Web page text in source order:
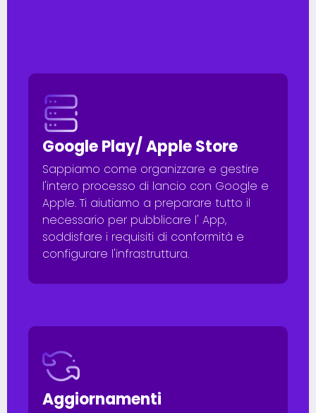
Google Play/ Apple Store
Sappiamo come organizzare e gestire
l'intero processo di lancio con Google e
Apple. Ti aiutiamo a preparare tutto il
necessario per pubblicare l' App,
soddisfare i requisiti di conformità e
configurare l'infrastruttura.
Aggiornamenti